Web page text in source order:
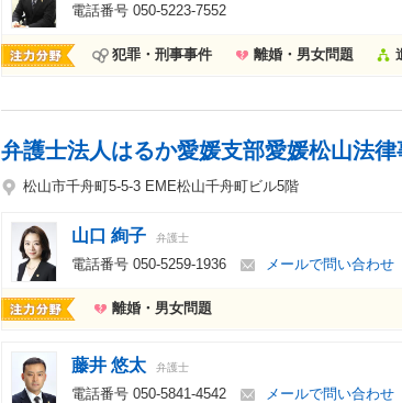
電話番号 050-5223-7552
犯罪・刑事事件 離婚・男女問題
弁護士法人はるか愛媛支部愛媛松山法律
松山市千舟町5-5-3 EME松山千舟町ビル5階
山口 絢子 弁護士
電話番号 050-5259-1936 メールで問い合わせ
離婚・男女問題
藤井 悠太 弁護士
電話番号 050-5841-4542 メールで問い合わせ